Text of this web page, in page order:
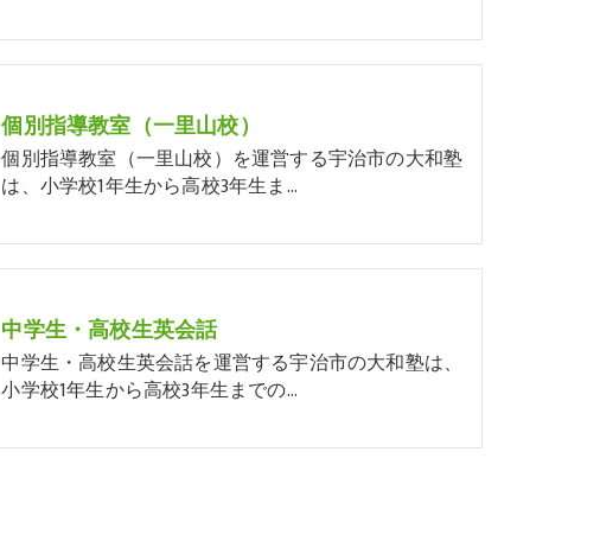
個別指導教室（一里山校）
個別指導教室（一里山校）を運営する宇治市の大和塾
は、小学校1年生から高校3年生ま…
中学生・高校生英会話
中学生・高校生英会話を運営する宇治市の大和塾は、
小学校1年生から高校3年生までの…